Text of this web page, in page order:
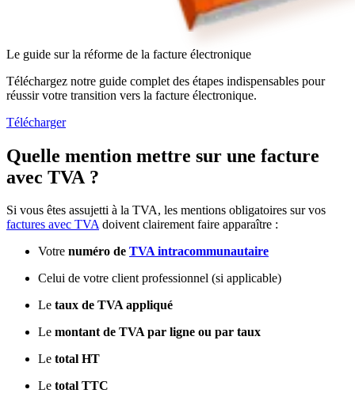
Le guide sur la réforme de la facture électronique
Téléchargez notre guide complet des étapes indispensables pour
réussir votre transition vers la facture électronique.
Télécharger
Quelle mention mettre sur une facture
avec TVA ?
Si vous êtes assujetti à la TVA, les mentions obligatoires sur vos
factures avec TVAdoivent clairement faire apparaître :
Votre numéro de TVA intracommunautaire
Celui de votre client professionnel (si applicable)
Le taux de TVA appliqué
Le montant de TVA par ligne ou par taux
Le total HT
Le total TTC